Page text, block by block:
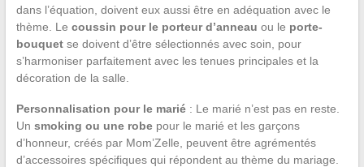
dans l’équation, doivent eux aussi être en adéquation avec le
thème. Le coussin pour le porteur d’anneau ou le porte-
bouquetse doivent d’être sélectionnés avec soin, pour
s’harmoniser parfaitement avec les tenues principales et la
décoration de la salle.
Personnalisation pour le marié: Le marié n’est pas en reste.
Un smoking ou une robepour le marié et les garçons
d’honneur, créés par Mom’Zelle, peuvent être agrémentés
d’accessoires spécifiques qui répondent au thème du mariage.